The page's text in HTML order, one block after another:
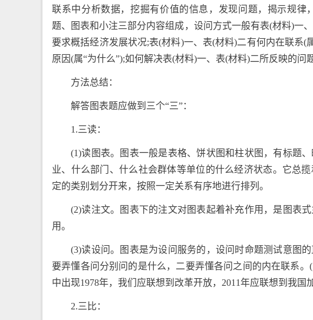
联系中分析数据，挖掘有价值的信息，发现问题，揭示规
题、图表和小注三部分内容组成，设问方式一般有表(材料)一
要求概括经济发展状况;表(材料)一、表(材料)二有何内在联系(
原因(属“为什么”);如何解决表(材料)一、表(材料)二所反映的问
方法总结：
解答图表题应做到三个“三”：
1.三读：
(1)读图表。图表一般是表格、饼状图和柱状图，有标题
业、什么部门、什么社会群体等单位的什么经济状态。它总
定的类别划分开来，按照一定关系有序地进行排列。
(2)读注文。图表下的注文对图表起着补充作用，是图表
用。
(3)读设问。图表是为设问服务的，设问时命题测试意图
要弄懂各问分别问的是什么，二要弄懂各问之间的内在联系
中出现1978年，我们应联想到改革开放，2011年应联想到我
2.三比：